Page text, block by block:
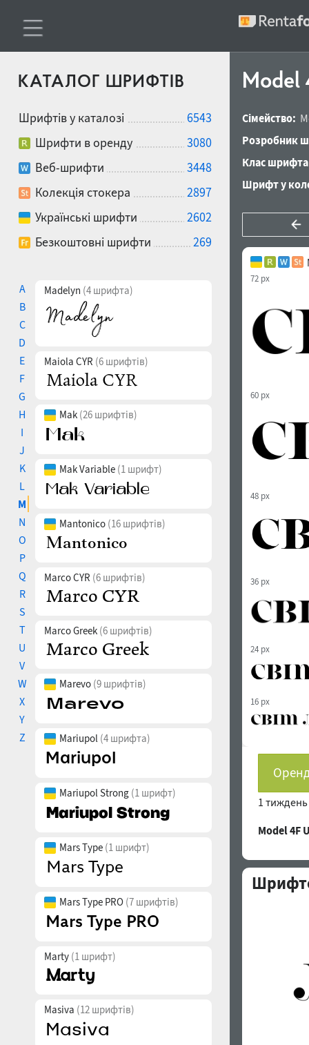
КАТАЛОГ ШРИФТІВ
Шрифтів у каталозі
6543
Шрифти в оренду
3080
Веб-шрифти
3448
Колекція стокера
2897
Українські шрифти
2602
Безкоштовні шрифти
269
A
B
C
D
E
F
G
H
I
J
K
L
M
N
O
P
Q
R
S
T
U
V
W
X
Y
Z
Madelyn (4 шрифта)
Maiola CYR (6 шрифтів)
Mak (26 шрифтів)
Mak Variable (1 шрифт)
Mantonico (16 шрифтів)
Marco CYR (6 шрифтів)
Marco Greek (6 шрифтів)
Marevo (9 шрифтів)
Mariupol (4 шрифта)
Mariupol Strong (1 шрифт)
Mars Type (1 шрифт)
Mars Type PRO (7 шрифтів)
Marty (1 шрифт)
Masiva (12 шрифтів)
Model
Сімейство:
Розробник
Клас
Шрифт у
72 px
60 px
48 px
36 px
24 px
16 px
1
Model